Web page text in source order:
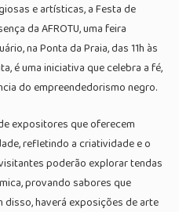
e artísticas, a Festa de
da AFROTU, uma feira
na Ponta da Praia, das 11h às
é uma iniciativa que celebra a fé,
do empreendedorismo negro.
expositores que oferecem
refletindo a criatividade e o
poderão explorar tendas
provando sabores que
haverá exposições de arte